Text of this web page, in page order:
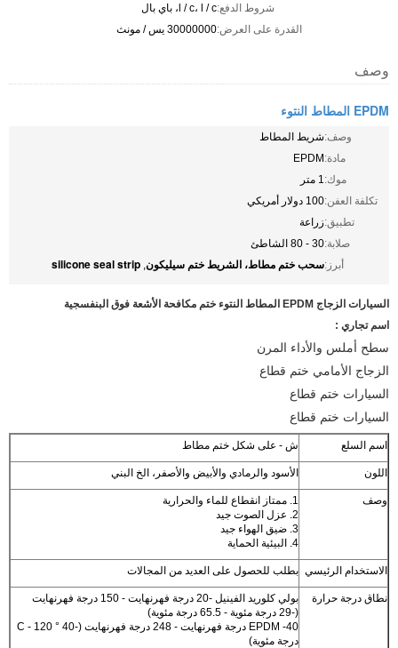
شروط الدفع:l / c، l / c، باي بال
القدرة على العرض:30000000 يس / مونث
وصف
EPDM المطاط النتوء
وصف:شريط المطاط
مادة:EPDM
موك:1 متر
تكلفة العفن:100 دولار أمريكي
تطبيق:زراعة
صلابة:30 - 80 الشاطئ
أبرز:سحب ختم مطاط، الشريط ختم سيليكون,
silicone seal strip
السيارات الزجاج EPDM المطاط النتوء ختم مكافحة الأشعة فوق البنفسجية
اسم تجاري :
سطح أملس والأداء المرن
الزجاج الأمامي ختم قطاع
السيارات ختم قطاع
السيارات ختم قطاع
اسم السلع ش - على شكل ختم مطاط
اللون الأسود والرمادي والأبيض والأصفر، الخ البني
وصف
1. ممتاز انقطاع للماء والحرارية
2. عزل الصوت جيد
3. ضيق الهواء جيد
4. البيئية الحماية
الاستخدام الرئيسي بطلب للحصول على العديد من المجالات
نطاق درجة حرارة
بولي كلوريد الفينيل -20 درجة فهرنهايت - 150 درجة فهرنهايت
(-29 درجة مئوية - 65.5 درجة مئوية)
EPDM -40 درجة فهرنهايت - 248 درجة فهرنهايت (-40 ° C - 120
درجة مئوية)